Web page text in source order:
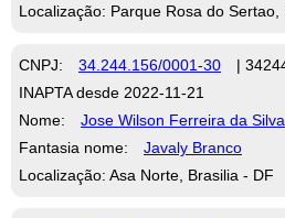
Localização: Parque Rosa do Sertao,
CNPJ: 34.244.156/0001-30
|
INAPTA desde 2022-11-21
Nome:
Jose Wilson Ferreira da Silva
Fantasia nome:
Javaly Branco
Localização: Asa Norte, Brasilia - DF